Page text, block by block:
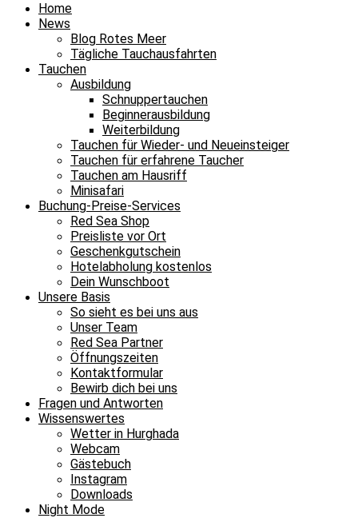
Home
News
Blog Rotes Meer
Tägliche Tauchausfahrten
Tauchen
Ausbildung
Schnuppertauchen
Beginnerausbildung
Weiterbildung
Tauchen für Wieder- und Neueinsteiger
Tauchen für erfahrene Taucher
Tauchen am Hausriff
Minisafari
Buchung-Preise-Services
Red Sea Shop
Preisliste vor Ort
Geschenkgutschein
Hotelabholung kostenlos
Dein Wunschboot
Unsere Basis
So sieht es bei uns aus
Unser Team
Red Sea Partner
Öffnungszeiten
Kontaktformular
Bewirb dich bei uns
Fragen und Antworten
Wissenswertes
Wetter in Hurghada
Webcam
Gästebuch
Instagram
Downloads
Night Mode